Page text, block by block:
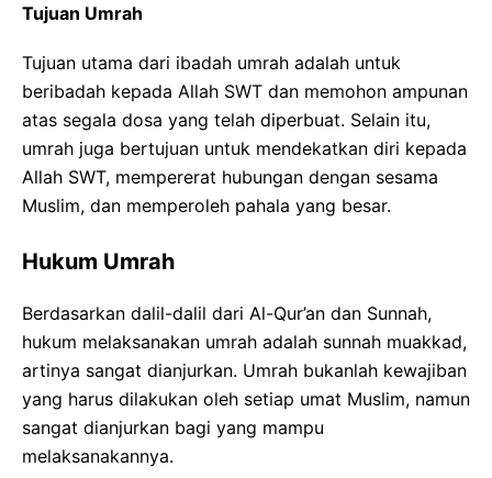
Tujuan Umrah
Tujuan utama dari ibadah umrah adalah untuk
beribadah kepada Allah SWT dan memohon ampunan
atas segala dosa yang telah diperbuat. Selain itu,
umrah juga bertujuan untuk mendekatkan diri kepada
Allah SWT, mempererat hubungan dengan sesama
Muslim, dan memperoleh pahala yang besar.
Hukum Umrah
Berdasarkan dalil-dalil dari Al-Qur’an dan Sunnah,
hukum melaksanakan umrah adalah sunnah muakkad,
artinya sangat dianjurkan. Umrah bukanlah kewajiban
yang harus dilakukan oleh setiap umat Muslim, namun
sangat dianjurkan bagi yang mampu
melaksanakannya.